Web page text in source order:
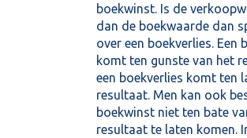
boekwinst. Is de
dan de boekwaarde dan
over een boekverlies. Een
komt ten gunste van het
een boekverlies komt ten
resultaat. Men kan ook
boekwinst niet ten bate
resultaat te laten komen.